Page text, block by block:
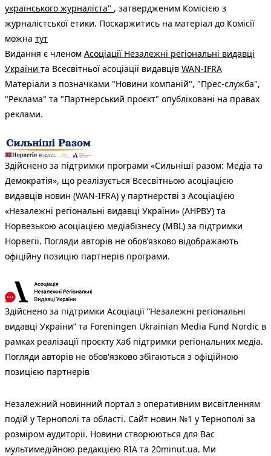
українського журналіста" , затвердженим Комісією з
журналістської етики. Поскаржитись на матеріал до Комісії
можна тут
Видання є членом Асоціації Незалежні регіональні видавці
України та Всесвітньої асоціації видавців WAN-IFRA
Матеріали з позначками "Новини компаній", "Прес-служба",
"Реклама" та "Партнерський проєкт" опубліковані на правах
реклами.
Здійснено за підтримки програми «Сильніші разом: Медіа та
Демократія», що реалізується Всесвітньою асоціацією
видавців новин (WAN-IFRA) у партнерстві з Асоціацією
«Незалежні регіональні видавці України» (АНРВУ) та
Норвезькою асоціацією медіабізнесу (MBL) за підтримки
Норвегії. Погляди авторів не обов’язково відображають
офіційну позицію партнерів програми.
Здійснено за підтримки Асоціації “Незалежні регіональні
видавці України” та Foreningen Ukrainian Media Fund Nordic в
рамках реалізації проєкту Хаб підтримки регіональних медіа.
Погляди авторів не обов'язково збігаються з офіційною
позицією партнерів
Незалежний новинний портал з оперативним висвітленням
подій у Тернополі та області. Сайт новин №1 у Тернополі за
розміром аудиторії. Новини створюються для Вас
мультимедійною редакцією RIA та 20minut.ua. Ми